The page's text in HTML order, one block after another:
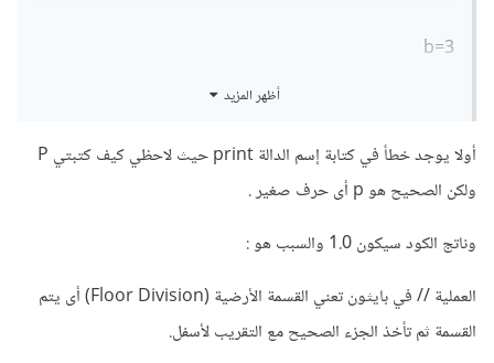
b=3
أظهر المزيد
أولا يوجد خطأ في كتابة إسم الدالة print حيث لاحظي كيف كتبتي P
ولكن الصحيح هو p أى حرف صغير .
وناتج الكود سيكون 1.0 والسبب هو
العملية // في بايثون تعني القسمة الأرضية (Floor Division) أى يتم
القسمة ثم تأخذ الجزء الصحيح مع التقريب لأسفل.